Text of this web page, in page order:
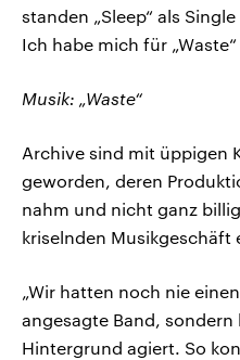
standen „Sleep“ als
Ich habe mich für
Musik: „Waste“
Archive sind mit üppigen
geworden, deren
nahm und nicht ganz
kriselnden Musikgeschäft
„Wir hatten noch nie
angesagte Band,
Hintergrund agiert. So